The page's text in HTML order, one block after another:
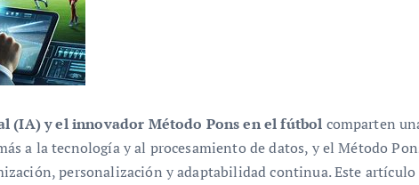
(IA) y el innovador Método Pons en el fútbol comparten
a la tecnología y al procesamiento de datos, y el Método
personalización y adaptabilidad continua. Este artículo